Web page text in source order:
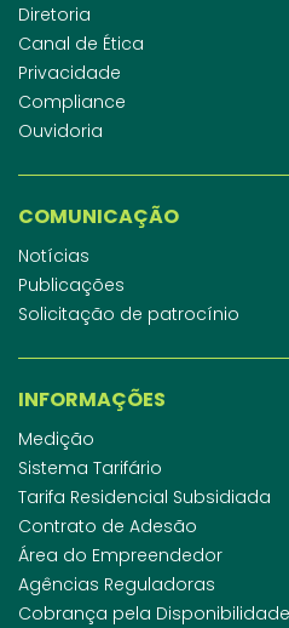
Diretoria
Canal de Ética
Privacidade
Compliance
Ouvidoria
COMUNICAÇÃO
Notícias
Publicações
Solicitação de patrocínio
INFORMAÇÕES
Medição
Sistema Tarifário
Tarifa Residencial Subsidiada
Contrato de Adesão
Área do Empreendedor
Agências Reguladoras
Cobrança pela Disponibilidade